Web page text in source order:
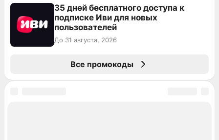
35 дней бесплатного доступа к
подписке Иви для новых
пользователей
До 31 августа, 2026
Все промокоды